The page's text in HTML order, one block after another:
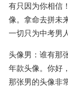
有只因为你相信
像。拿命去拼未
一切只为中考男
头像男：谁有那
年款头像。你好
那张男的头像非